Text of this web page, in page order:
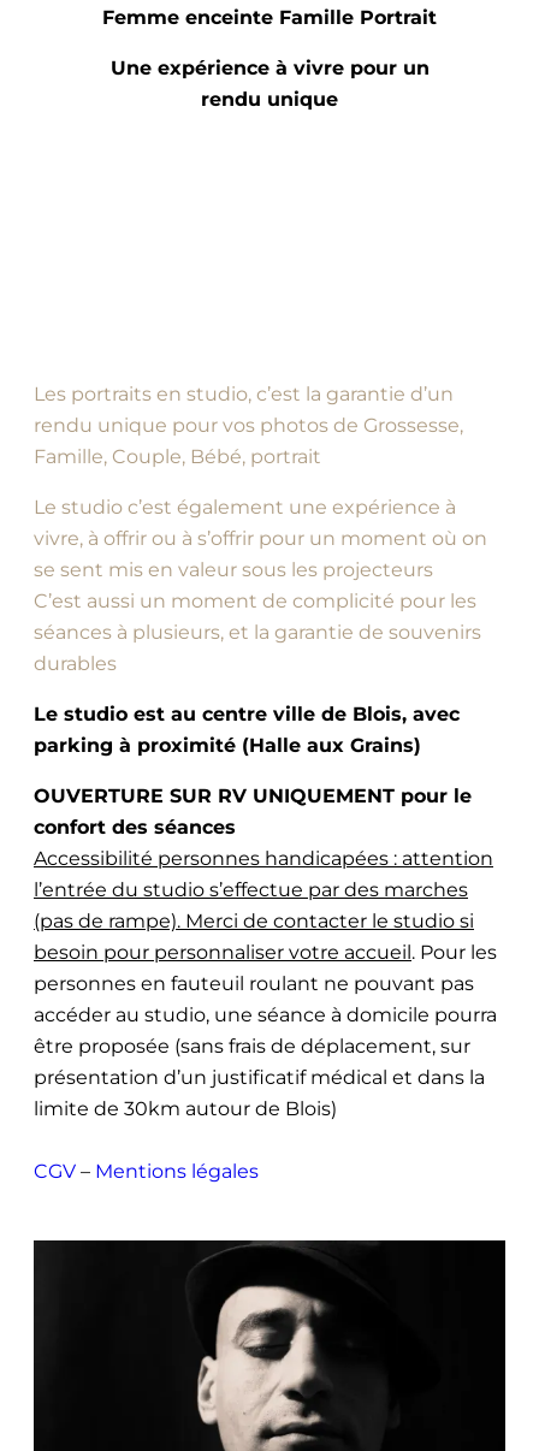
Femme enceinte Famille Portrait
Une expérience à vivre pour un
rendu unique
Les portraits en studio, c’est la garantie d’un
rendu unique pour vos photos de Grossesse,
Famille, Couple, Bébé, portrait
Le studio c’est également une expérience à
vivre, à offrir ou à s’offrir pour un moment où on
se sent mis en valeur sous les projecteurs
C’est aussi un moment de complicité pour les
séances à plusieurs, et la garantie de souvenirs
durables
Le studio est au centre ville de Blois, avec
parking à proximité (Halle aux Grains)
OUVERTURE SUR RV UNIQUEMENT pour le
confort des séances
Accessibilité personnes handicapées : attention
l’entrée du studio s’effectue par des marches
(pas de rampe). Merci de contacter le studio si
besoin pour personnaliser votre accueil. Pour les
personnes en fauteuil roulant ne pouvant pas
accéder au studio, une séance à domicile pourra
être proposée (sans frais de déplacement, sur
présentation d’un justificatif médical et dans la
limite de 30km autour de Blois)
CGV – Mentions légales